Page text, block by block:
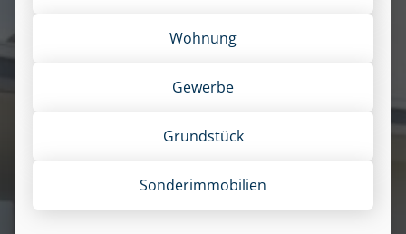
Wohnung
Gewerbe
Grund­stück
Sonder­immobilien